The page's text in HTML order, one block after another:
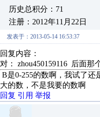
历史总积分：71
注册：2012年11月22日
发表于：2013-05-14 16:53:37
回复内容：
对： zhou450159116 后面那
B是0-255的数啊，我试了
大的数，不是我要的数啊
回复 引用 举报